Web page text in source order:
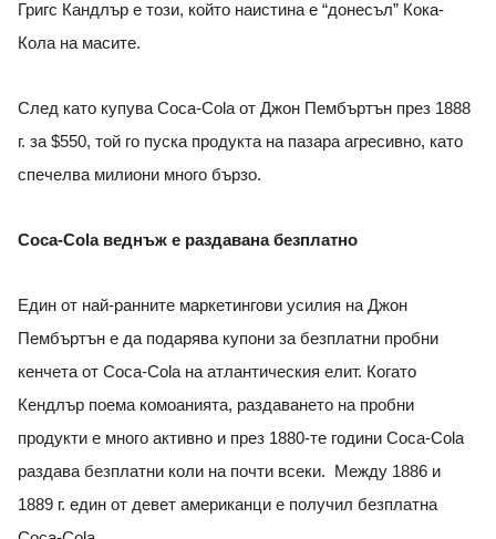
Григс Кандлър е този, който наистина е “донесъл” Кока-
Кола на масите.
След като купува Coca-Cola от Джон Пембъртън през 1888
г. за $550, той го пуска продукта на пазара агресивно, като
спечелва милиони много бързо.
Coca-Cola веднъж е раздавана безплатно
Един от най-ранните маркетингови усилия на Джон
Пембъртън е да подарява купони за безплатни пробни
кенчета от Coca-Cola на атлантическия елит. Когато
Кендлър поема комоанията, раздаването на пробни
продукти е много активно и през 1880-те години Coca-Cola
раздава безплатни коли на почти всеки. Между 1886 и
1889 г. един от девет американци е получил безплатна